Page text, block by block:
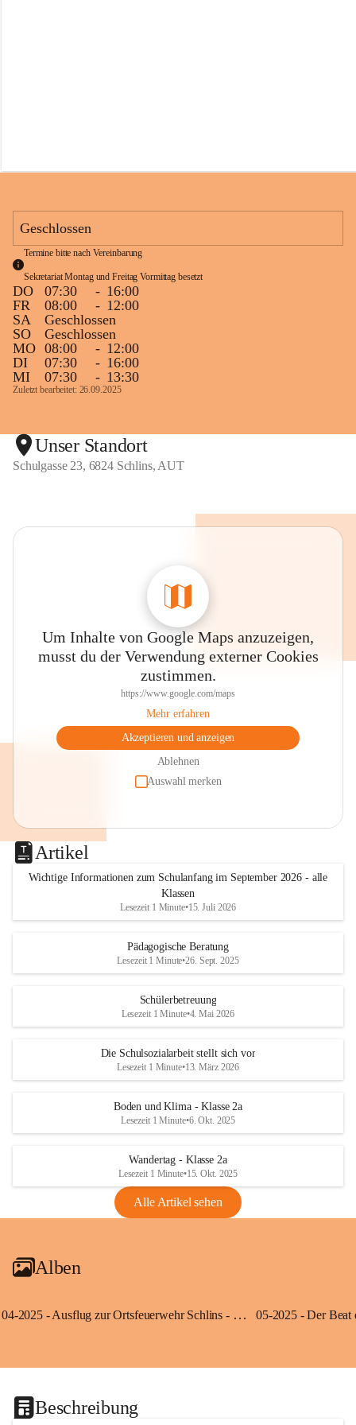
n
Geschlossen
Termine bitte nach Vereinbarung
Sekretariat Montag und Freitag Vormittag besetzt
DO 07:30 - 16:00
FR
08:00 - 12:00
SA
Geschlossen
SO
Geschlossen
MO 08:00 - 12:00
DI
07:30 - 16:00
MI
07:30 - 13:30
Zuletzt bearbeitet: 26.09.2025
Unser Standort
Schulgasse 23, 6824 Schlins, AUT
Um Inhalte von Google Maps anzuzeigen,
musst du der Verwendung externer Cookies
zustimmen.
https://www.google.com/maps
Mehr erfahren
Akzeptieren und anzeigen
Ablehnen
Auswahl merken
Artikel
Wichtige Informationen zum Schulanfang im September 2026 - alle
Klassen
Lesezeit 1 Minute•15. Juli 2026
Pädagogische Beratung
Lesezeit 1 Minute•26. Sept. 2025
Schülerbetreuung
Lesezeit 1 Minute•4. Mai 2026
Die Schulsozialarbeit stellt sich vor
Lesezeit 1 Minute•13. März 2026
Boden und Klima - Klasse 2a
Lesezeit 1 Minute•6. Okt. 2025
Wandertag - Klasse 2a
Lesezeit 1 Minute•15. Okt. 2025
Alle Artikel sehen
Alben
04-2025 - Ausflug zur Ortsfeuerwehr Schlins - Klassen 3a und 3b
Beschreibung